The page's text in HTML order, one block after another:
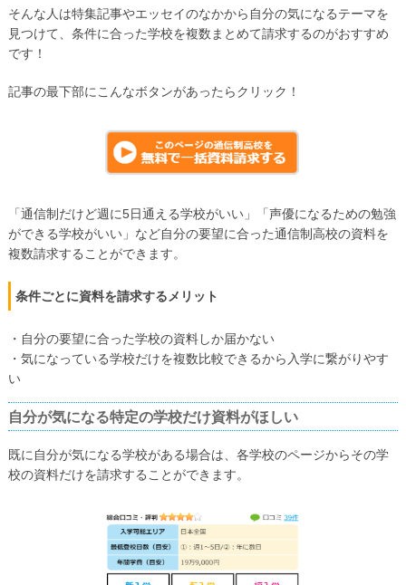
そんな人は特集記事やエッセイのなかから自分の気になるテーマを
見つけて、条件に合った学校を複数まとめて請求するのがおすすめ
です！
記事の最下部にこんなボタンがあったらクリック！
「通信制だけど週に5日通える学校がいい」「声優になるための勉強
ができる学校がいい」など自分の要望に合った通信制高校の資料を
複数請求することができます。
条件ごとに資料を請求するメリット
・自分の要望に合った学校の資料しか届かない
・気になっている学校だけを複数比較できるから入学に繋がりやす
い
自分が気になる特定の学校だけ資料がほしい
既に自分が気になる学校がある場合は、各学校のページからその学
校の資料だけを請求することができます。